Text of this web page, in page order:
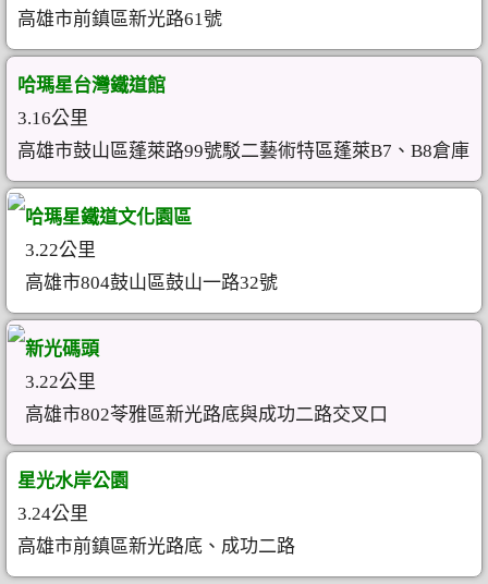
高雄市前鎮區新光路61號
哈瑪星台灣鐵道館
3.16公里
高雄市鼓山區蓬萊路99號駁二藝術特區蓬萊B7、B8倉庫
哈瑪星鐵道文化園區
3.22公里
高雄市804鼓山區鼓山一路32號
新光碼頭
3.22公里
高雄市802苓雅區新光路底與成功二路交叉口
星光水岸公園
3.24公里
高雄市前鎮區新光路底、成功二路